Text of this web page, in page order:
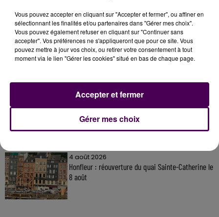
À LA UNE
31 juillet 2026
11 juillet 2026
Inscrivez-vous au casting The Voice & The Voice
Kids !
4 août 2026
Honfleur : réouverture du quai Sainte-Catherine le
8 août
Vous pouvez accepter en cliquant sur "Accepter et fermer", ou affiner en
sélectionnant les finalités et/ou partenaires dans "Gérer mes choix".
Vous pouvez également refuser en cliquant sur "Continuer sans
accepter". Vos préférences ne s'appliqueront que pour ce site. Vous
pouvez mettre à jour vos choix, ou retirer votre consentement à tout
moment via le lien "Gérer les cookies" situé en bas de chaque page.
Gérer mes choix
Accepter et fermer